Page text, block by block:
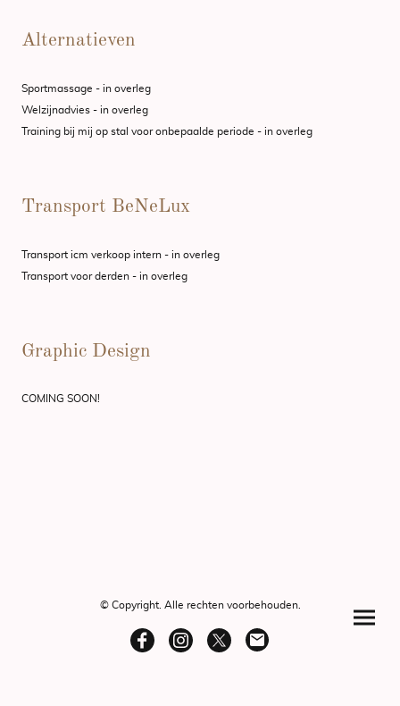
Alternatieven
Sportmassage - in overleg
Welzijnadvies - in overleg
Training bij mij op stal voor onbepaalde periode - in overleg
Transport BeNeLux
Transport icm verkoop intern - in overleg
Transport voor derden - in overleg
Graphic Design
COMING SOON!
© Copyright. Alle rechten voorbehouden.